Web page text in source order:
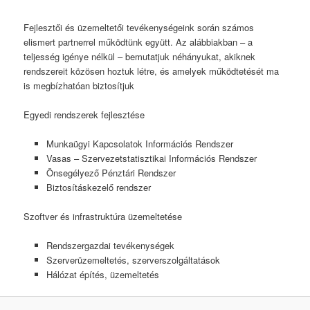
Fejlesztői és üzemeltetői tevékenységeink során számos
elismert partnerrel működtünk együtt. Az alábbiakban – a
teljesség igénye nélkül – bemutatjuk néhányukat, akiknek
rendszereit közösen hoztuk létre, és amelyek működtetését ma
is megbízhatóan biztosítjuk
Egyedi rendszerek fejlesztése
Munkaügyi Kapcsolatok Információs Rendszer
Vasas – Szervezetstatisztikai Információs Rendszer
Önsegélyező Pénztári Rendszer
Biztosításkezelő rendszer
Szoftver és infrastruktúra üzemeltetése
Rendszergazdai tevékenységek
Szerverüzemeltetés, szerverszolgáltatások
Hálózat építés, üzemeltetés